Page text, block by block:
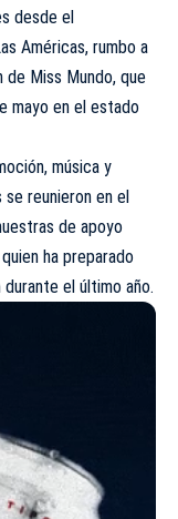
desde el
Américas, rumbo a
de Miss Mundo, que
mayo en el estado
música y
reunieron en el
de apoyo
ha preparado
el último año.